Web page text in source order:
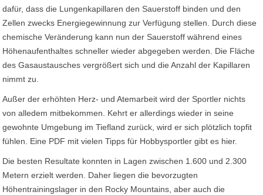
dafür, dass die Lungenkapillaren den Sauerstoff binden und den
Zellen zwecks Energiegewinnung zur Verfügung stellen. Durch diese
chemische Veränderung kann nun der Sauerstoff während eines
Höhenaufenthaltes schneller wieder abgegeben werden. Die Fläche
des Gasaustausches vergrößert sich und die Anzahl der Kapillaren
nimmt zu.
Außer der erhöhten Herz- und Atemarbeit wird der Sportler nichts
von alledem mitbekommen. Kehrt er allerdings wieder in seine
gewohnte Umgebung im Tiefland zurück, wird er sich plötzlich topfit
fühlen. Eine PDF mit vielen Tipps für Hobbysportler gibt es hier.
Die besten Resultate konnten in Lagen zwischen 1.600 und 2.300
Metern erzielt werden. Daher liegen die bevorzugten
Höhentrainingslager in den Rocky Mountains, aber auch die